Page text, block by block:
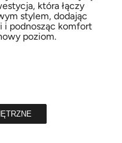
która łączy
stylem, dodając
i podnosząc komfort
poziom.